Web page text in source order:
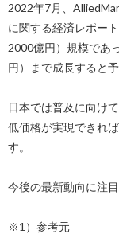
2022年7月、
に関する経済レポー
2000億円）規模であ
円）まで成長すると
日本では普及に向け
低価格が実現できれ
す。
今後の最新動向に注目
※1）参考元